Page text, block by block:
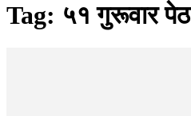
Tag: ५१ गुरूवार पेठ